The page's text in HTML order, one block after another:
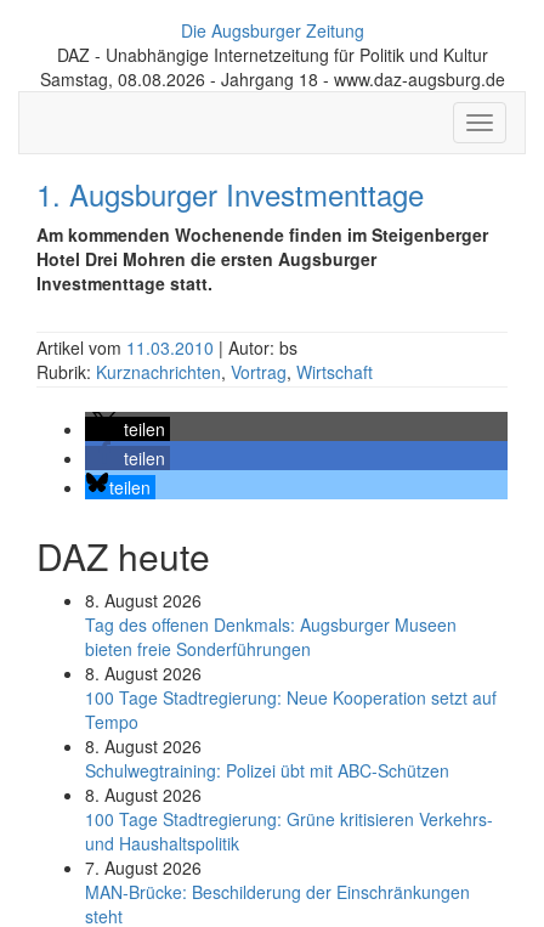
Die Augsburger Zeitung
DAZ - Unabhängige Internetzeitung für Politik und Kultur
Samstag, 08.08.2026 - Jahrgang 18 - www.daz-augsburg.de
Toggle
1. Augsburger Investmenttage
Am kommenden Wochenende finden im Steigenberger
Hotel Drei Mohren die ersten Augsburger
Investmenttage statt.
Artikel vom 11.03.2010 | Autor: bs
Rubrik: Kurznachrichten, Vortrag, Wirtschaft
teilen
teilen
teilen
DAZ heute
8. August 2026
Tag des offenen Denkmals: Augsburger Museen
bieten freie Sonderführungen
8. August 2026
100 Tage Stadtregierung: Neue Kooperation setzt auf
Tempo
8. August 2026
Schul­weg­trai­ning: Poli­zei übt mit ABC-Schüt­zen
8. August 2026
100 Tage Stadtregierung: Grüne kritisieren Verkehrs-
und Haushaltspolitik
7. August 2026
MAN-Brücke: Beschilderung der Einschränkungen
steht